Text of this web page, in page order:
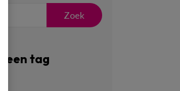
Zoek
een tag